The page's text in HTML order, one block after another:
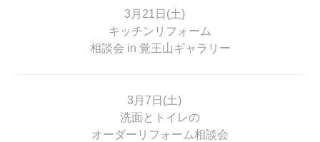
3月21日(土)
キッチンリフォーム
相談会 in 覚王山ギャラリー
3月7日(土)
洗面とトイレの
オーダーリフォーム相談会